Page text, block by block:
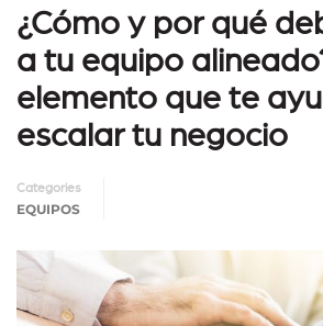
¿Cómo y por qué
a tu equipo
elemento que te
escalar tu negocio
Categories
EQUIPOS